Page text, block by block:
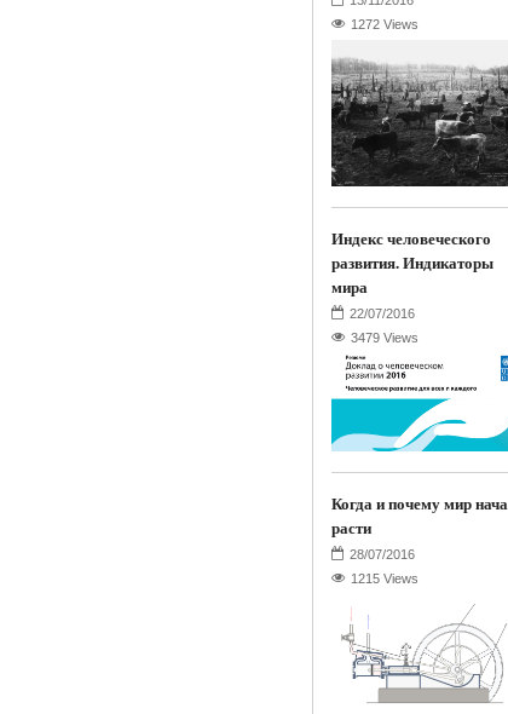
1272 Views
Индекс человеческого
развития. Индикаторы
мира
3479 Views
Когда и почему мир
расти
1215 Views